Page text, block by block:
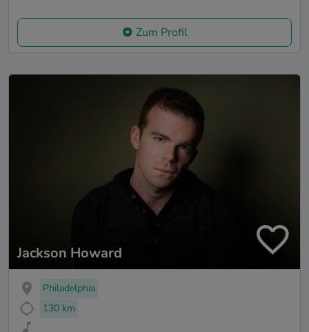
Zum Profil
Jackson Howard
Philadelphia
130 km